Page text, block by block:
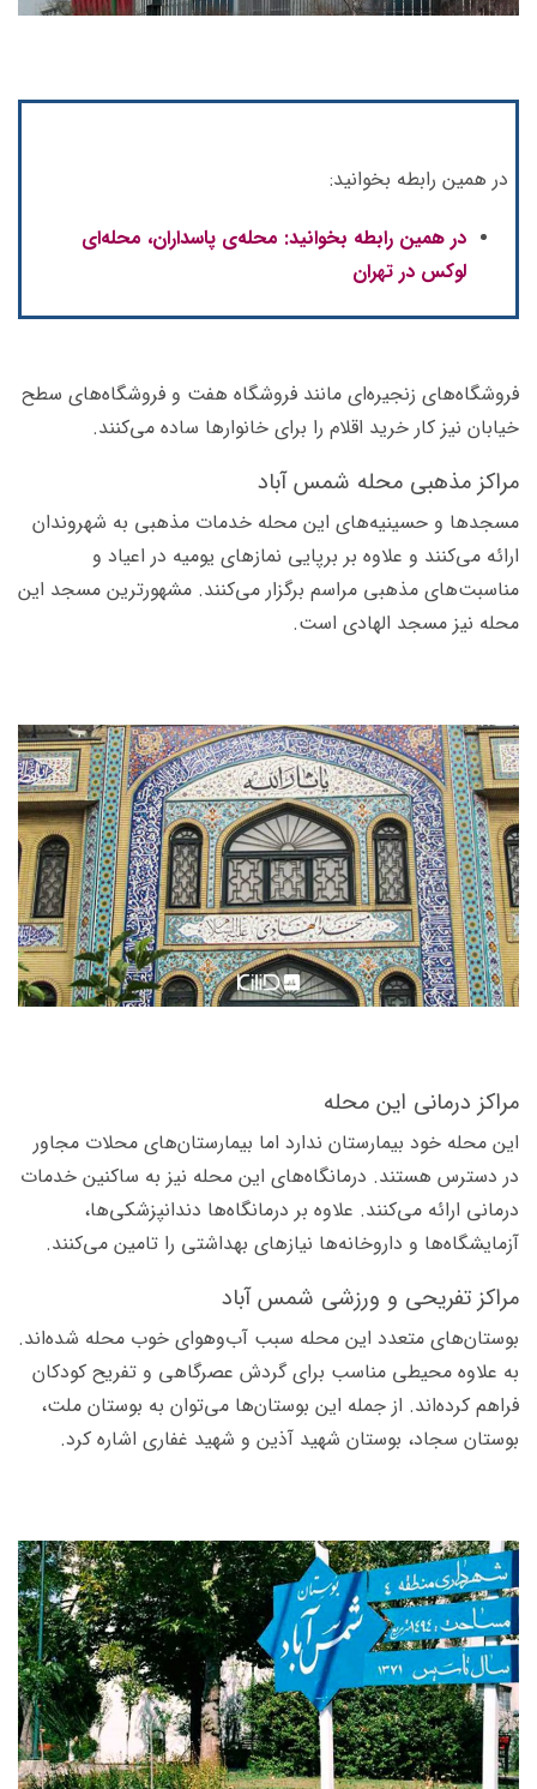
در همین رابطه بخوانید:
در همین رابطه بخوانید: محله‌ی پاسداران، محله‌ای
لوکس در تهران
فروشگاه‌های زنجیره‌ای مانند فروشگاه هفت و فروشگاه‌های سطح
خیابان نیز کار خرید اقلام را برای خانوارها ساده می‌کنند.
مراکز مذهبی محله شمس آباد
مسجدها و حسینیه‌های این محله خدمات مذهبی به شهروندان
ارائه می‌کنند و علاوه بر برپایی نمازهای یومیه در اعیاد و
مناسبت‌های مذهبی مراسم برگزار می‌کنند. مشهورترین مسجد این
محله نیز مسجد الهادی است.
مراکز درمانی این محله
این محله خود بیمارستان ندارد اما بیمارستان‌های محلات مجاور
در دسترس هستند. درمانگاه‌های این محله نیز به ساکنین خدمات
درمانی ارائه می‌کنند. علاوه بر درمانگاه‌ها دندانپزشکی‌ها،
آزمایشگاه‌ها و داروخانه‌ها نیازهای بهداشتی را تامین می‌کنند.
مراکز تفریحی و ورزشی شمس آباد
بوستان‌های متعدد این محله سبب آب‌وهوای خوب محله شده‌اند.
به علاوه محیطی مناسب برای گردش عصرگاهی و تفریح کودکان
فراهم کرده‌اند. از جمله این بوستان‌ها می‌توان به بوستان ملت،
بوستان سجاد، بوستان شهید آذین و شهید غفاری اشاره کرد.